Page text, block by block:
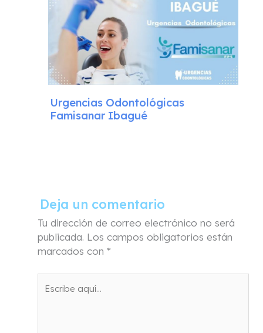
Urgencias Odontológicas
Famisanar Ibagué
Deja un comentario
Tu dirección de correo electrónico no será
publicada. Los campos obligatorios están
marcados con *
aquí...